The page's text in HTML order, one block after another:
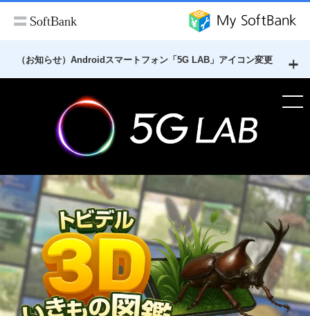
（お知らせ）Androidスマートフォン「5G LAB」アイコン変更
これにともない、Androidスマートフォン向けに提供しておりま
す『5G LAB』アイコンは、『だれでもAI』につながるアイコン
へと変更しました。
「5G LAB」の各サービスは、引き続きご利用いただけます。